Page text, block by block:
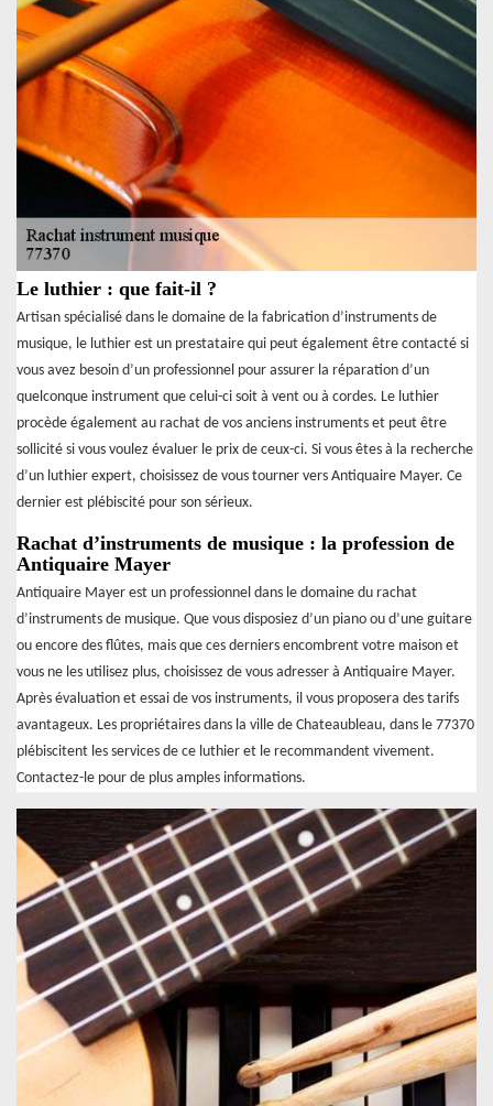
Le luthier : que fait-il ?
Artisan spécialisé dans le domaine de la fabrication d’instruments de
musique, le luthier est un prestataire qui peut également être contacté si
vous avez besoin d’un professionnel pour assurer la réparation d’un
quelconque instrument que celui-ci soit à vent ou à cordes. Le luthier
procède également au rachat de vos anciens instruments et peut être
sollicité si vous voulez évaluer le prix de ceux-ci. Si vous êtes à la recherche
d’un luthier expert, choisissez de vous tourner vers Antiquaire Mayer. Ce
dernier est plébiscité pour son sérieux.
Rachat d’instruments de musique : la profession de
Antiquaire Mayer
Antiquaire Mayer est un professionnel dans le domaine du rachat
d’instruments de musique. Que vous disposiez d’un piano ou d’une guitare
ou encore des flûtes, mais que ces derniers encombrent votre maison et
vous ne les utilisez plus, choisissez de vous adresser à Antiquaire Mayer.
Après évaluation et essai de vos instruments, il vous proposera des tarifs
avantageux. Les propriétaires dans la ville de Chateaubleau, dans le 77370
plébiscitent les services de ce luthier et le recommandent vivement.
Contactez-le pour de plus amples informations.